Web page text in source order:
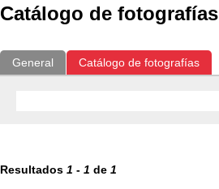
Catálogo de fotografías
General Catálogo de fotografías
Resultados 1 - 1 de 1